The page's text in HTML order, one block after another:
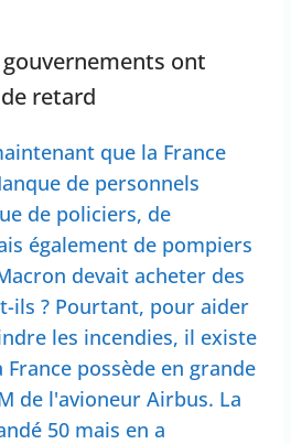
ont
retard
que la France
de personnels
de policiers, de
également de pompiers
devait acheter des
ils ? Pourtant, pour aider
les incendies, il existe
possède en grande
de l'avioneur Airbus. La
50 mais en a